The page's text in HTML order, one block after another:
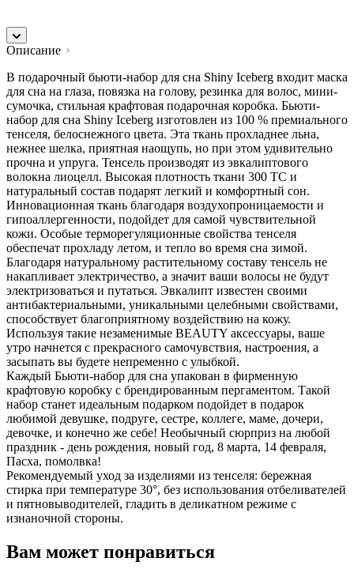
Описание
В подарочный бьюти-набор для сна Shiny Iceberg входит маска
для сна на глаза, повязка на голову, резинка для волос, мини-
сумочка, стильная крафтовая подарочная коробка. Бьюти-
набор для сна Shiny Iceberg изготовлен из 100 % премиального
тенселя, белоснежного цвета. Эта ткань прохладнее льна,
нежнее шелка, приятная наощупь, но при этом удивительно
прочна и упруга. Тенсель производят из эвкалиптового
волокна лиоцелл. Высокая плотность ткани 300 TC и
натуральный состав подарят легкий и комфортный сон.
Инновационная ткань благодаря воздухопроницаемости и
гипоаллергенности, подойдет для самой чувствительной
кожи. Особые терморегуляционные свойства тенселя
обеспечат прохладу летом, и тепло во время сна зимой.
Благодаря натуральному растительному составу тенсель не
накапливает электричество, а значит ваши волосы не будут
электризоваться и путаться. Эвкалипт известен своими
антибактериальными, уникальными целебными свойствами,
способствует благоприятному воздействию на кожу.
Используя такие незаменимые BEAUTY аксессуары, ваше
утро начнется с прекрасного самочувствия, настроения, а
засыпать вы будете непременно с улыбкой.
Каждый Бьюти-набор для сна упакован в фирменную
крафтовую коробку с брендированным пергаментом. Такой
набор станет идеальным подарком подойдет в подарок
любимой девушке, подруге, сестре, коллеге, маме, дочери,
девочке, и конечно же себе! Необычный сюрприз на любой
праздник - день рождения, новый год, 8 марта, 14 февраля,
Пасха, помолвка!
Рекомендуемый уход за изделиями из тенселя: бережная
стирка при температуре 30°, без использования отбеливателей
и пятновыводителей, гладить в деликатном режиме с
изнаночной стороны.
Вам может понравиться